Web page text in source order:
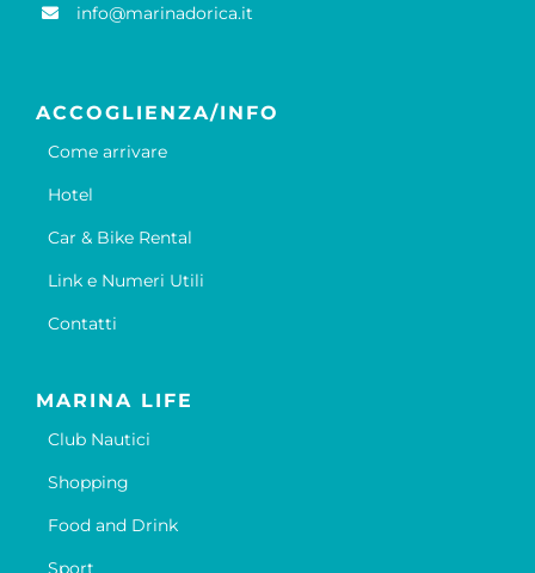
info@marinadorica.it
ACCOGLIENZA/INFO
Come arrivare
Hotel
Car & Bike Rental
Link e Numeri Utili
Contatti
MARINA LIFE
Club Nautici
Shopping
Food and Drink